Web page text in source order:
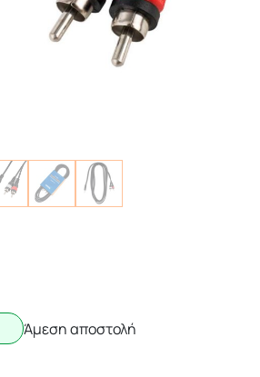
Άμεση αποστολή